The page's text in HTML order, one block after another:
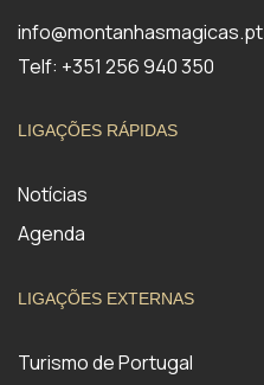
info@montanhasmagicas.pt
Telf: +351 256 940 350
LIGAÇÕES RÁPIDAS
Notícias
Agenda
LIGAÇÕES EXTERNAS
Turismo de Portugal